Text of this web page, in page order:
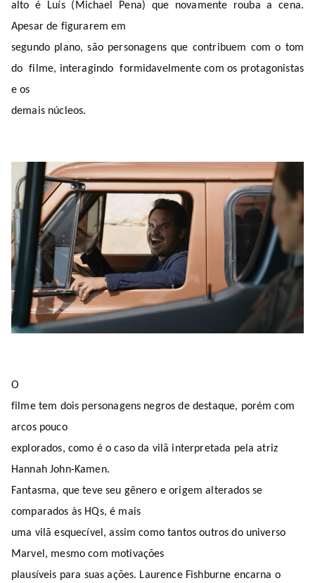
alto é Luís (Michael Pena) que novamente rouba a cena.
Apesar de figurarem em
segundo plano, são personagens que contribuem com o tom
do filme, interagindo formidavelmente com os protagonistas
e os
demais núcleos.
O
filme tem dois personagens negros de destaque, porém com
arcos pouco
explorados, como é o caso da vilã interpretada pela atriz
Hannah John-Kamen.
Fantasma, que teve seu gênero e origem alterados se
comparados às HQs, é mais
uma vilã esquecível, assim como tantos outros do universo
Marvel, mesmo com motivações
plausíveis para suas ações. Laurence Fishburne encarna o